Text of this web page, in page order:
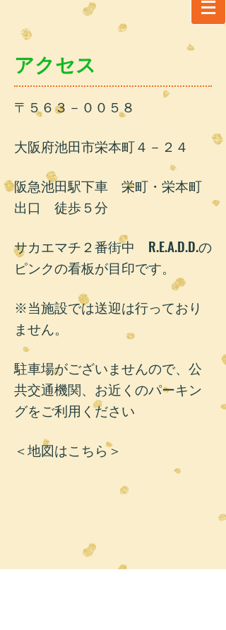
​アクセス
〒５６３－００５８
大阪府池田市栄本町４－２４
阪急池田駅下車 栄町・栄本町
出口 徒歩５分
サカエマチ２番街中 R.E.A.D.D.の
ピンクの看板が目印です。
※当施設では送迎は行っており
ません。
駐車場がございませんので、公
共交通機関、お近くのパーキン
グをご利用ください
＜地図はこちら＞